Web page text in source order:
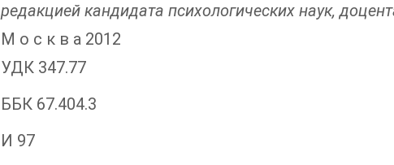
редакцией кандидата психологических наук,
М о с к в а 2012
УДК 347.77
ББК 67.404.3
И 97